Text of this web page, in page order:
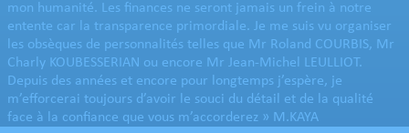
mon humanité. Les finances ne seront jamais un frein à notre
entente car la transparence primordiale. Je me suis vu organiser
les obsèques de personnalités telles que Mr Roland COURBIS, Mr
Charly KOUBESSERIAN ou encore Mr Jean-Michel LEULLIOT.
Depuis des années et encore pour longtemps j’espère, je
m’efforcerai toujours d’avoir le souci du détail et de la qualité
face à la confiance que vous m’accorderez » M.KAYA